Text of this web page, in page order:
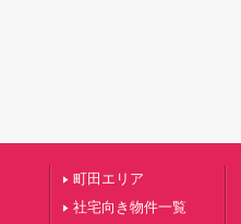
町田エリア
社宅向き物件一覧